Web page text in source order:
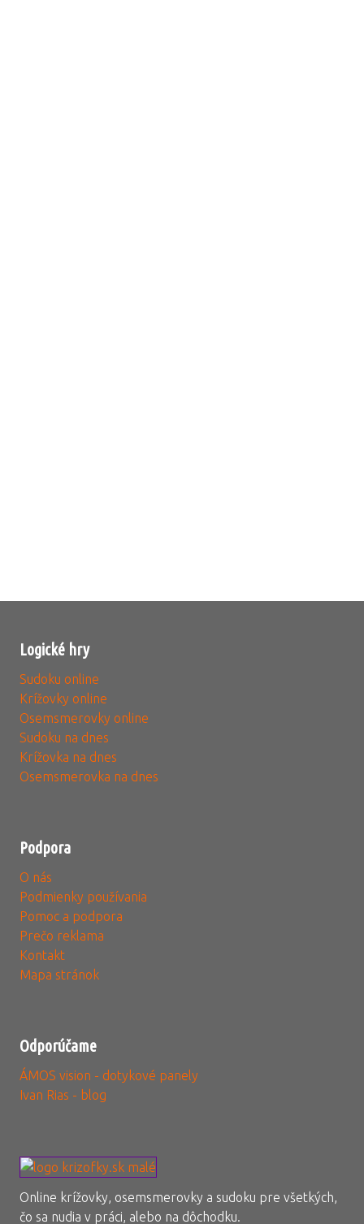
Logické hry
Sudoku online
Krížovky online
Osemsmerovky online
Sudoku na dnes
Krížovka na dnes
Osemsmerovka na dnes
Podpora
O nás
Podmienky používania
Pomoc a podpora
Prečo reklama
Kontakt
Mapa stránok
Odporúčame
ÁMOS vision - dotykové panely
Ivan Rias - blog
Online krížovky, osemsmerovky a sudoku pre všetkých,
čo sa nudia v práci, alebo na dôchodku.